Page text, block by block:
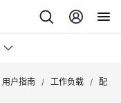
用户指南 / 工作负载 /
配